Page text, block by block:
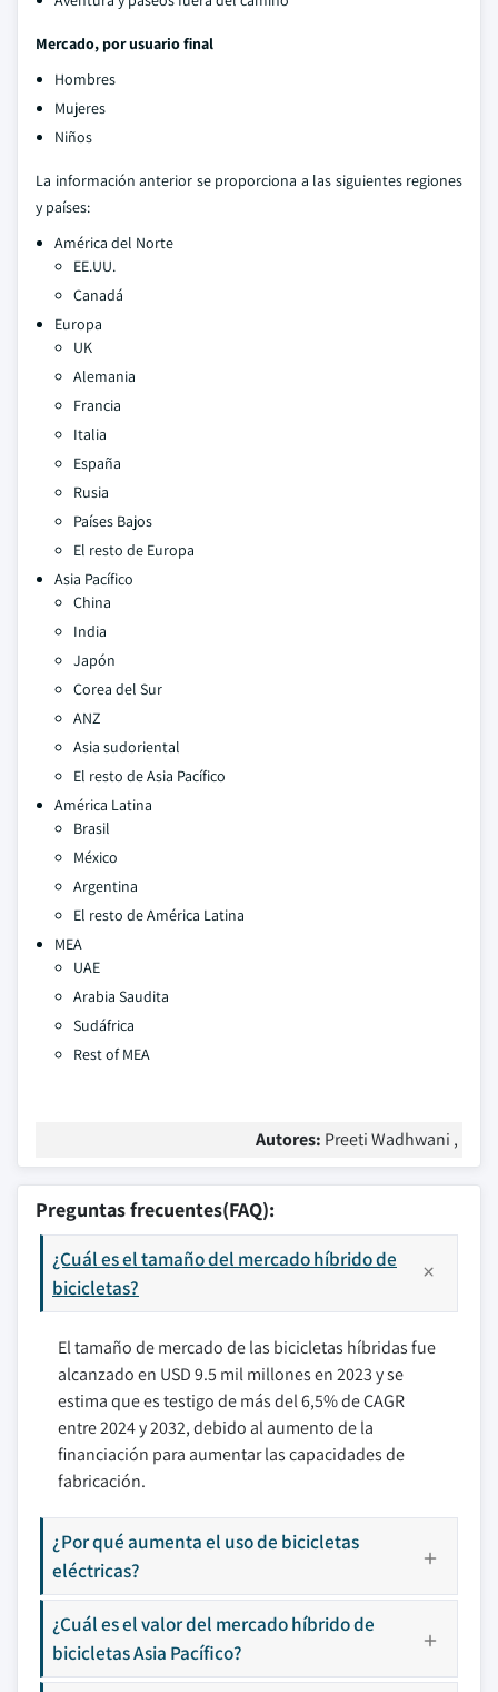
Mercado, por usuario final
Hombres
Mujeres
Niños
La información anterior se proporciona a las siguientes regiones
y países:
América del Norte
EE.UU.
Canadá
Europa
UK
Alemania
Francia
Italia
España
Rusia
Países Bajos
El resto de Europa
Asia Pacífico
China
India
Japón
Corea del Sur
ANZ
Asia sudoriental
El resto de Asia Pacífico
América Latina
Brasil
México
Argentina
El resto de América Latina
MEA
UAE
Arabia Saudita
Sudáfrica
Rest of MEA
Autores: Preeti Wadhwani ,
Preguntas frecuentes(FAQ):
¿Cuál es el tamaño del mercado híbrido de
bicicletas?
El tamaño de mercado de las bicicletas híbridas fue
alcanzado en USD 9.5 mil millones en 2023 y se
estima que es testigo de más del 6,5% de CAGR
entre 2024 y 2032, debido al aumento de la
financiación para aumentar las capacidades de
fabricación.
¿Por qué aumenta el uso de bicicletas
eléctricas?
¿Cuál es el valor del mercado híbrido de
bicicletas Asia Pacífico?